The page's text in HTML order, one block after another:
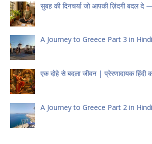
सुबह की दिनचर्या जो आपकी ज़िंदगी बदल दे
A Journey to Greece Part 3 in Hindi
एक दोहे से बदला जीवन | प्रेरणादायक हिंदी
A Journey to Greece Part 2 in Hindi